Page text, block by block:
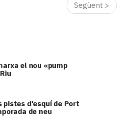
Següent >
el nou «pump
d'esquí de Port
de neu